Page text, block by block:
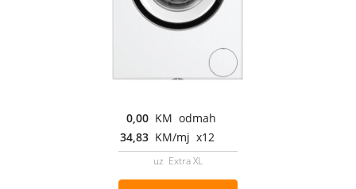
0,00 KM odmah
34,83 KM/mj x12
uz Extra XL